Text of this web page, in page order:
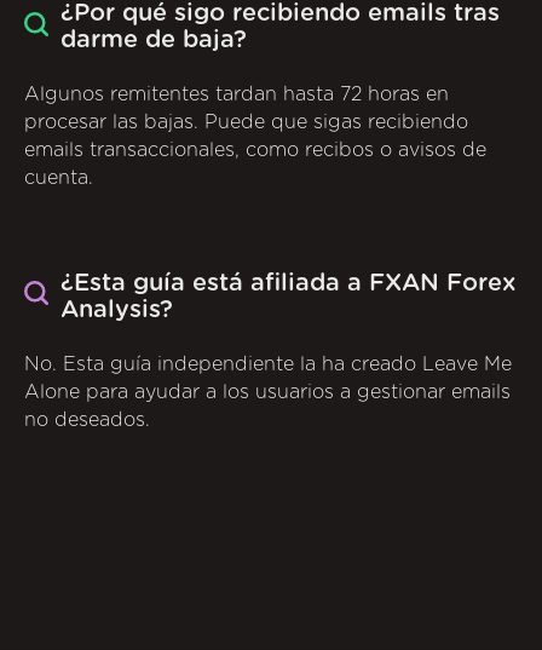
¿Por qué sigo recibiendo emails tras
darme de baja?
Algunos remitentes tardan hasta 72 horas en
procesar las bajas. Puede que sigas recibiendo
emails transaccionales, como recibos o avisos de
cuenta.
¿Esta guía está afiliada a FXAN Forex
Analysis?
No. Esta guía independiente la ha creado Leave Me
Alone para ayudar a los usuarios a gestionar emails
no deseados.